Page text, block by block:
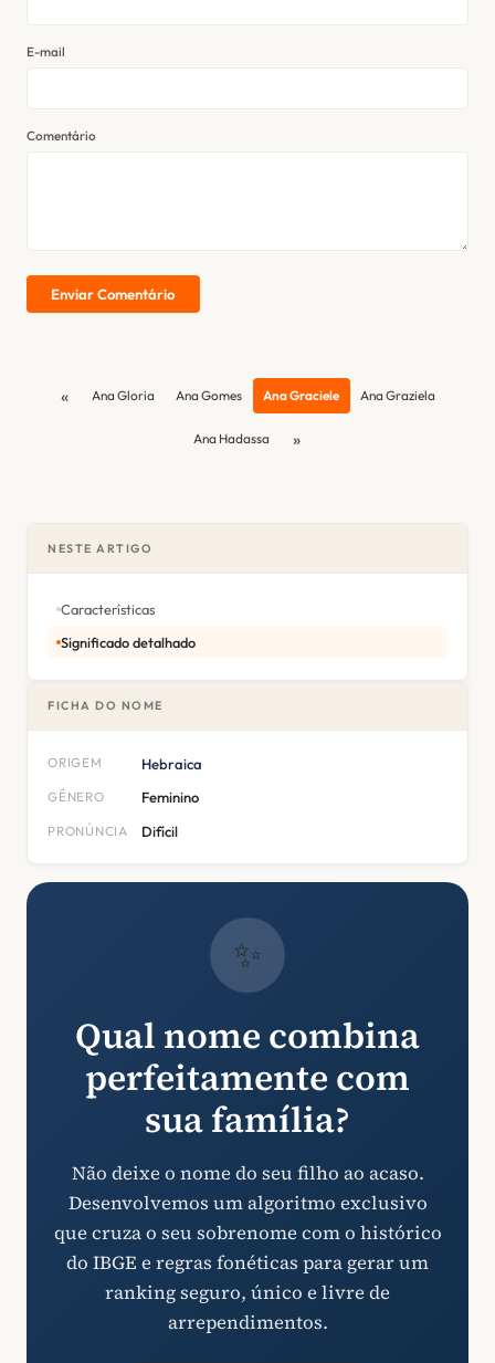
E-mail
Comentário
Enviar Comentário
« Ana Gloria Ana Gomes Ana Graciele Ana Graziela
Ana Hadassa »
NESTE ARTIGO
Características
Significado detalhado
FICHA DO NOME
ORIGEM Hebraica
GÊNERO Feminino
PRONÚNCIA Difícil
✨
Qual nome combina
perfeitamente com
sua família?
Não deixe o nome do seu filho ao acaso.
Desenvolvemos um algoritmo exclusivo
que cruza o seu sobrenome com o histórico
do IBGE e regras fonéticas para gerar um
ranking seguro, único e livre de
arrependimentos.